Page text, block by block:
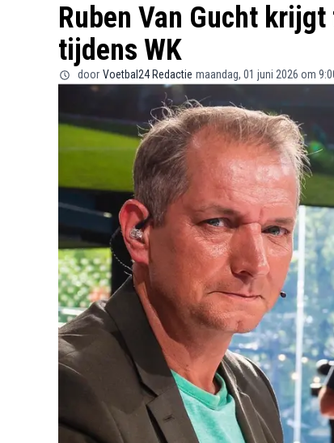
Ruben Van Gucht
tijdens WK
door Voetbal24 Redactie maandag, 01 juni 2026 om